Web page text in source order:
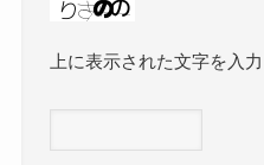
上に表示された文字を入